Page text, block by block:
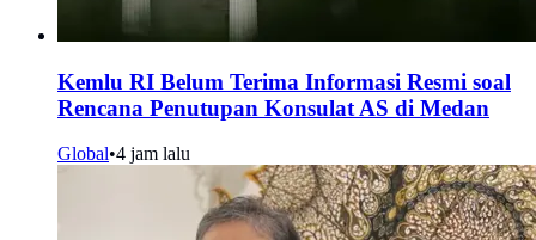
Kemlu RI Belum Terima Informasi Resmi soal
Rencana Penutupan Konsulat AS di Medan
Global•4 jam lalu